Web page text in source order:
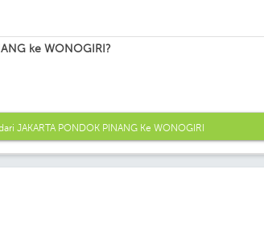
ke WONOGIRI?
JAKARTA PONDOK PINANG Ke WONOGIRI